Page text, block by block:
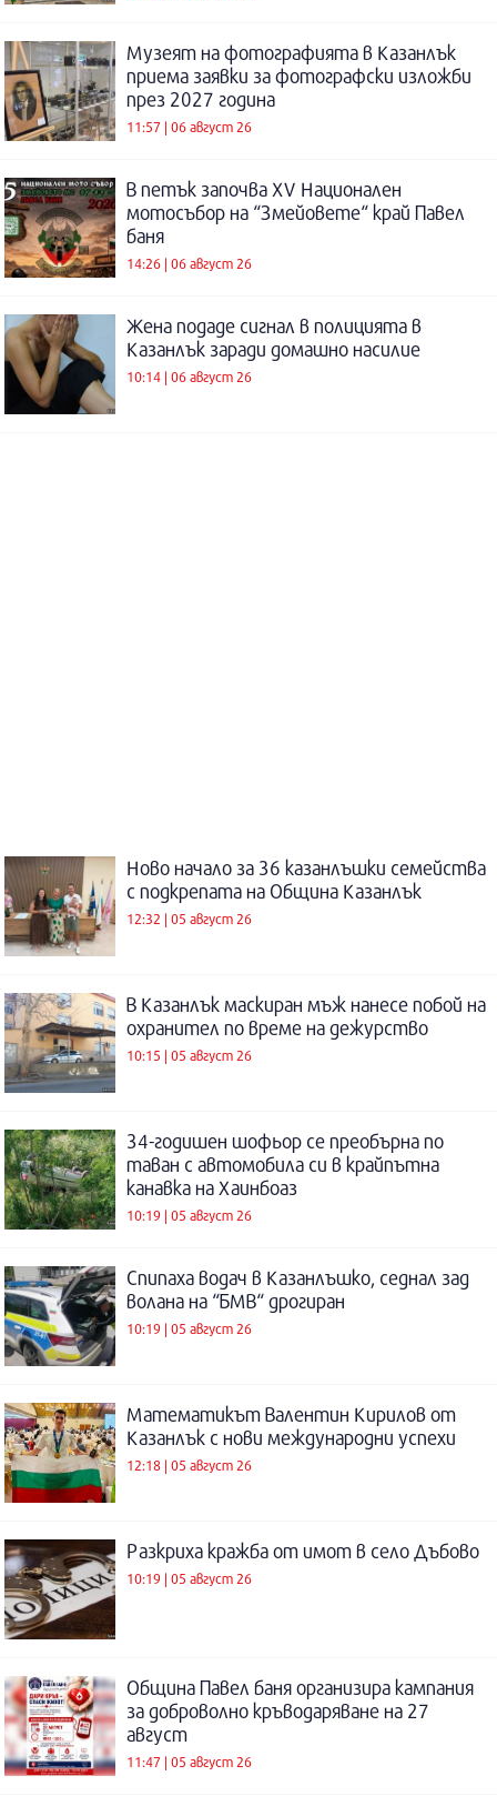
Музеят на фотографията в Казанлък
приема заявки за фотографски изложби
през 2027 година
11:57 | 06 август 26
В петък започва XV Национален
мотосъбор на “Змейовете“ край Павел
баня
14:26 | 06 август 26
Жена подаде сигнал в полицията в
Казанлък заради домашно насилие
10:14 | 06 август 26
Ново начало за 36 казанлъшки семейства
с подкрепата на Община Казанлък
12:32 | 05 август 26
В Казанлък маскиран мъж нанесе побой на
охранител по време на дежурство
10:15 | 05 август 26
34-годишен шофьор се преобърна по
таван с автомобила си в крайпътна
канавка на Хаинбоаз
10:19 | 05 август 26
Спипаха водач в Казанлъшко, седнал зад
волана на “БМВ“ дрогиран
10:19 | 05 август 26
Математикът Валентин Кирилов от
Казанлък с нови международни успехи
12:18 | 05 август 26
Разкриха кражба от имот в село Дъбово
10:19 | 05 август 26
Община Павел баня организира кампания
за доброволно кръводаряване на 27
август
11:47 | 05 август 26